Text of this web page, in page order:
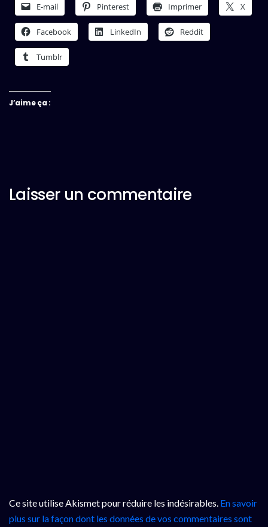
E-mail Pinterest Imprimer X
Facebook LinkedIn Reddit
Tumblr
J’aime ça :
Laisser un commentaire
Ce site utilise Akismet pour réduire les indésirables. En savoir
plus sur la façon dont les données de vos commentaires sont